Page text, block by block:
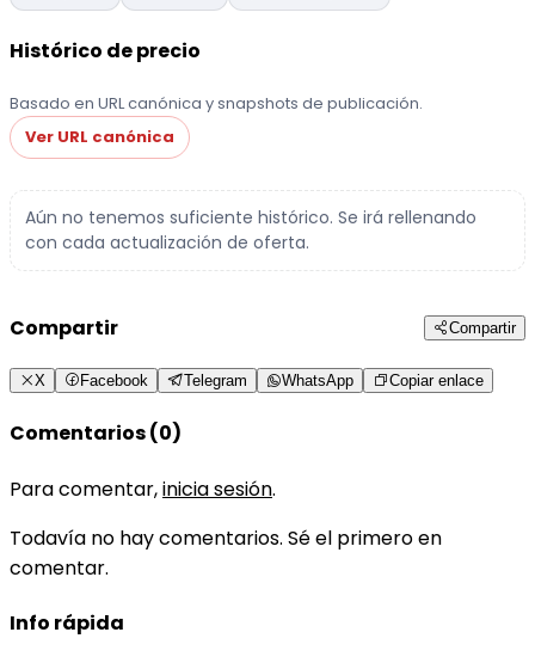
Histórico de precio
Basado en URL canónica y snapshots de publicación.
Ver URL canónica
Aún no tenemos suficiente histórico. Se irá rellenando
con cada actualización de oferta.
Compartir Compartir
X Facebook Telegram WhatsApp Copiar enlace
Comentarios (0)
Para comentar,inicia sesión.
Todavía no hay comentarios. Sé el primero en
comentar.
Info rápida